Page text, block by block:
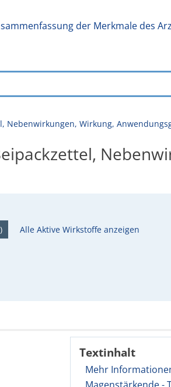
der Merkmale des
Nebenwirkungen, Wirkung,
Alle Aktive Wirkstoffe anzeigen
Textinhalt
Mehr